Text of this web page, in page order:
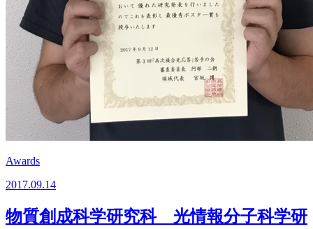
Awards
2017.09.14
物質創成科学研究科 光情報分子科学研